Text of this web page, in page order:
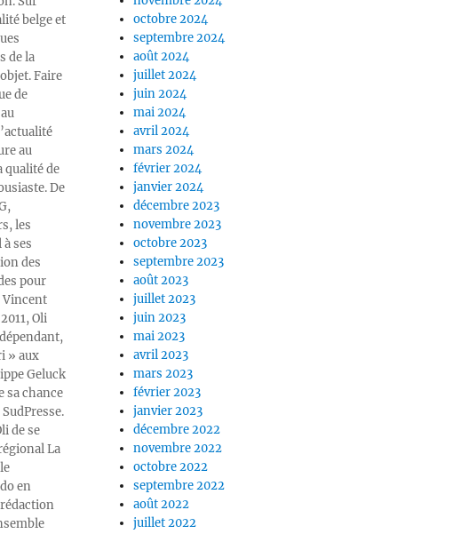
belge et
de la
Faire
de
au
qualité de
De
les
ses
des
pour
Vincent
Oli
» aux
Geluck
sa chance
de se
La
en
octobre 2024
septembre 2024
août 2024
juillet 2024
juin 2024
mai 2024
avril 2024
mars 2024
février 2024
janvier 2024
décembre 2023
novembre 2023
octobre 2023
septembre 2023
août 2023
juillet 2023
juin 2023
mai 2023
avril 2023
mars 2023
février 2023
janvier 2023
décembre 2022
novembre 2022
octobre 2022
septembre 2022
août 2022
juillet 2022